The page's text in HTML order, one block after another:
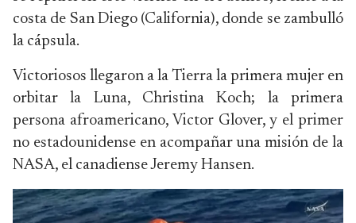
costa de San Diego (California), donde se zambulló
la cápsula.
Victoriosos llegaron a la Tierra la primera mujer en
orbitar la Luna, Christina Koch; la primera
persona afroamericano, Victor Glover, y el primer
no estadounidense en acompañar una misión de la
NASA, el canadiense Jeremy Hansen.